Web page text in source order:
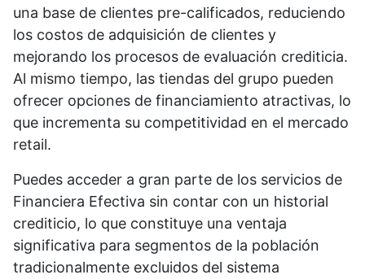
una base de clientes pre-calificados, reduciendo
los costos de adquisición de clientes y
mejorando los procesos de evaluación crediticia.
Al mismo tiempo, las tiendas del grupo pueden
ofrecer opciones de financiamiento atractivas, lo
que incrementa su competitividad en el mercado
retail.
Puedes acceder a gran parte de los servicios de
Financiera Efectiva sin contar con un historial
crediticio, lo que constituye una ventaja
significativa para segmentos de la población
tradicionalmente excluidos del sistema